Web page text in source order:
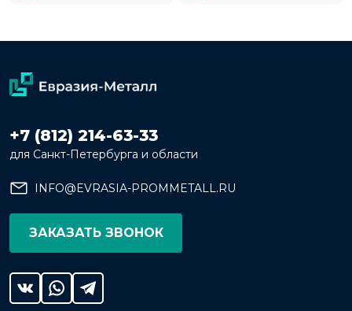
+7 (812) 214-63-33
для Санкт-Петербурга и области
INFO@EVRASIA-PROMMETALL.RU
ЗАКАЗАТЬ ЗВОНОК